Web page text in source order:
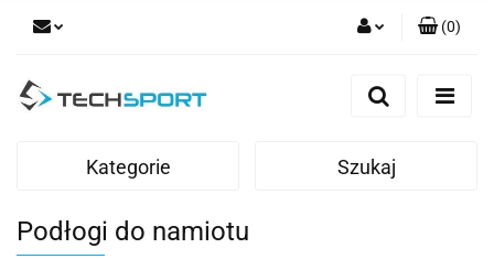
Zaloguj się
(0)
Kategorie Szukaj
Podłogi do namiotu